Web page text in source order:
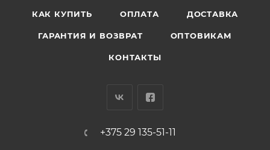
КАК КУПИТЬ ОПЛАТА ДОСТАВКА
ГАРАНТИЯ И ВОЗВРАТ ОПТОВИКАМ
КОНТАКТЫ
+375 29 135-51-11